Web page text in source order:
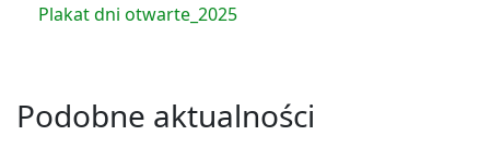
Plakat dni otwarte_2025
Podobne aktualności